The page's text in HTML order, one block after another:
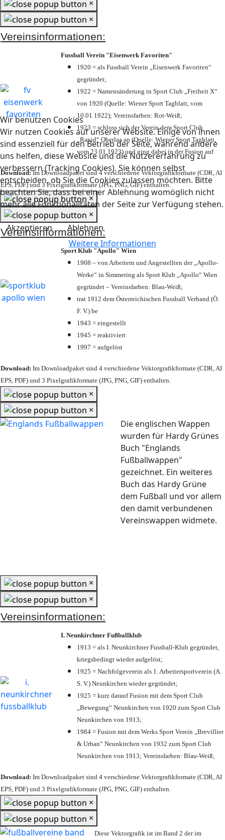
Wir benutzen Cookies
Wir nutzen Cookies auf unserer Website. Einige von ihnen
sind essenziell für den Betrieb der Seite, während andere
uns helfen, diese Website und die Nutzererfahrung zu
verbessern (Tracking Cookies). Sie können selbst
entscheiden, ob Sie die Cookies zulassen möchten. Bitte
beachten Sie, dass bei einer Ablehnung womöglich nicht
mehr alle Funktionalitäten der Seite zur Verfügung stehen.
Akzeptieren
Ablehnen
Weitere Informationen
×
×
Vereinsinformationen:
Fussball Verein "Eisenwerk Favoriten"
1920 = als Fussball Verein „Eisenwerk Favoriten“
gegründet;
1922 = Namensänderung in Sport Club „Freiheit X“
von 1920 (Quelle: Wiener Sport Tagblatt, vom
10.01.1922); Vereinsfarben: Rot-Weiß;
1923 = schloss sich der Verein dem Sport Club
„Rapid“ Oberlaa an (Quelle: Wiener Sport Tagblatt,
vom 23.01.1923) und ging dabei in der Fusion auf
Download:Im Downloadpaket sind 4 verschiedene Vektorgrafikformate (CDR, AI
EPS, PDF) und 3 Pixelgrafikformate (JPG, PNG, GIF) enthalten.
×
×
Vereinsinformationen:
Sport Klub "Apollo" Wien
1908 – von Arbeitern und Angestellten der „Apollo-
Werke“ in Simmering als Sport Klub „Apollo“ Wien
gegründet – Vereinsfarben: Blau-Weiß;
trat 1912 dem Österreichischen Fussball Verband (Ö.
F. V.) be
1943 = eingestellt
1945 = reaktiviert
1997 = aufgelöst
Download: Im Downloadpaket sind 4 verschiedene Vektorgrafikformate (CDR, AI
EPS, PDF) und 3 Pixelgrafikformate (JPG, PNG, GIF) enthalten.
×
×
Die englischen Wappen
wurden für Hardy Grünes
Buch "Englands
Fußballwappen"
gezeichnet. Ein weiteres
Buch das Hardy Grüne
dem Fußball und vor allem
den damit verbundenen
Vereinswappen widmete.
×
×
Vereinsinformationen:
I. Neunkirchner Fußballklub
1913 = als I. Neunkirchner Fussball-Klub gegründet,
kriegsbedingt wieder aufgelöst;
1925 = Nachfolgeverein als 1. Arbeitersportverein (A.
S. V.) Neunkirchen wieder gegründet;
1925 = kurz darauf Fusion mit dem Sport Club
„Bewegung“ Neunkirchen von 1920 zum Sport Club
Neunkirchen von 1913;
1984 = Fusion mit dem Werks Sport Verein „Brevillier
& Urban“ Neunkirchen von 1932 zum Sport Club
Neunkirchen von 1913; Vereinsfarben: Blau-Weiß;
Download: Im Downloadpaket sind 4 verschiedene Vektorgrafikformate (CDR, AI
EPS, PDF) und 3 Pixelgrafikformate (JPG, PNG, GIF) enthalten.
×
×
Diese Vektorgrafik ist im Band 2 der im